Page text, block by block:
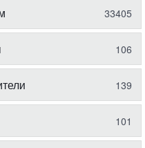
33405
106
139
101